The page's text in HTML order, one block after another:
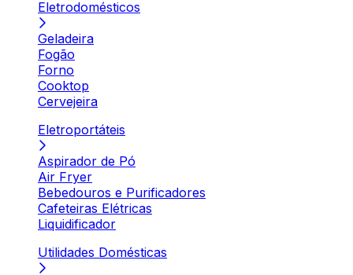
Eletrodomésticos
Geladeira
Fogão
Forno
Cooktop
Cervejeira
Eletroportáteis
Aspirador de Pó
Air Fryer
Bebedouros e Purificadores
Cafeteiras Elétricas
Liquidificador
Utilidades Domésticas